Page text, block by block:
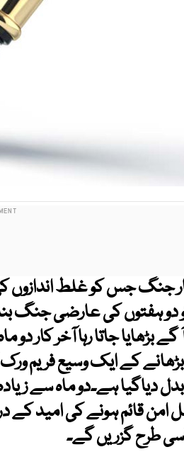
دو ہفتوں کی عارضی جنگ
بڑھایا جاتا رہا آخر کار
کے ایک وسیع فریم
دیاگیا ہے۔دو ماہ سے
قائم ہونے کی امید کے
طرح گزریں گے۔